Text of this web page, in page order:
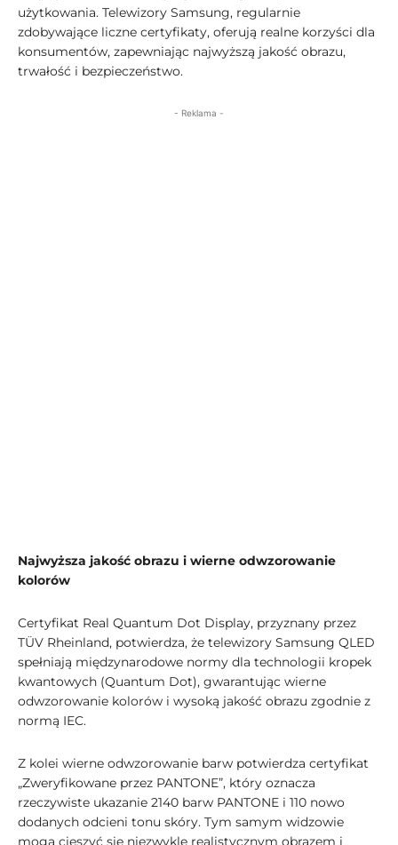
użytkowania. Telewizory Samsung, regularnie
zdobywające liczne certyfikaty, oferują realne korzyści dla
konsumentów, zapewniając najwyższą jakość obrazu,
trwałość i bezpieczeństwo.
- Reklama -
Najwyższa jakość obrazu i wierne odwzorowanie
kolorów
Certyfikat Real Quantum Dot Display, przyznany przez
TÜV Rheinland, potwierdza, że telewizory Samsung QLED
spełniają międzynarodowe normy dla technologii kropek
kwantowych (Quantum Dot), gwarantując wierne
odwzorowanie kolorów i wysoką jakość obrazu zgodnie z
normą IEC.
Z kolei wierne odwzorowanie barw potwierdza certyfikat
„Zweryfikowane przez PANTONE”, który oznacza
rzeczywiste ukazanie 2140 barw PANTONE i 110 nowo
dodanych odcieni tonu skóry. Tym samym widzowie
mogą cieszyć się niezwykle realistycznym obrazem i